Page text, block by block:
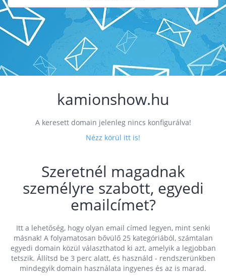
kamionshow.hu
A keresett domain jelenleg nincs konfigurálva!
Nézz körül itt is!
Szeretnél magadnak
személyre szabott, egyedi
emailcímet?
Itt a lehetőség, hogy olyan email címed legyen, mint senki
másnak! A folyamatosan bővülő 25 kategóriából, számtalan
egyedi domain közül választhatod ki azt, amelyik a legjobban
tetszik. Állítsd be 3 perc alatt, és használd - rendszerünkben
mindegyik domain használata ingyenes és az is marad.